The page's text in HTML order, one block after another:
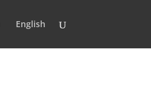
English